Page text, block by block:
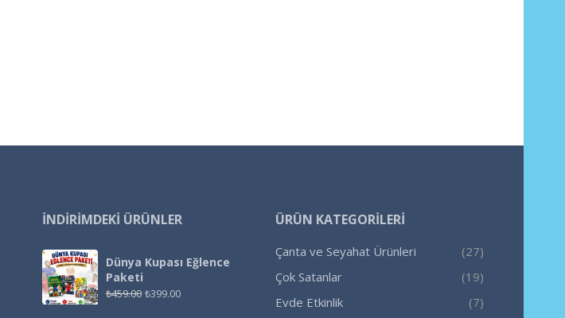
İNDIRIMDEKI ÜRÜNLER
Dünya Kupası Eğlence
Paketi
₺459.00 ₺399.00
ÜRÜN KATEGORILERI
Çanta ve Seyahat Ürünleri
(27)
Çok Satanlar
(19)
Evde Etkinlik
(7)